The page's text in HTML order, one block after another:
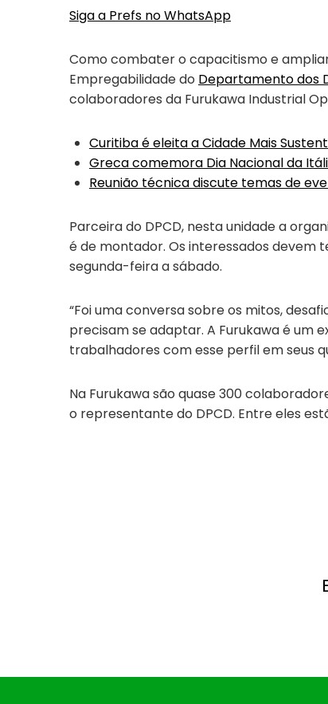
Siga a Prefs no WhatsApp
Como combater o capacitismo e
Empregabilidade do Departamento dos
colaboradores da Furukawa Industrial
Curitiba é eleita a Cidade Mais
Greca comemora Dia Nacional da
Reunião técnica discute temas de
Parceira do DPCD, nesta unidade a
é de montador. Os interessados devem
segunda-feira a sábado.
“Foi uma conversa sobre os mitos,
precisam se adaptar. A Furukawa é um
trabalhadores com esse perfil em seus
Na Furukawa são quase 300
o representante do DPCD. Entre eles